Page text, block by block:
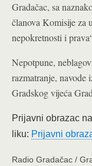
Gradačac, sa
članova Komisije za
nepokretnosti i
Nepotpune,
razmatranje, navode
Gradskog vijeća
Prijavni obrazac
liku: Prijavni
Radio Gradačac /